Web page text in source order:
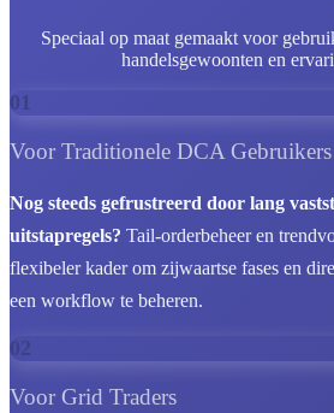
Speciaal op maat gemaakt voor
handelsgewoonten en
01
Voor Traditionele DCA Gebruikers
Nog steeds gefrustreerd door lang
uitstapregels? Tail-orderbeheer en
flexibeler kader om zijwaartse fases en
een workflow te beheren.
02
Voor Grid Traders